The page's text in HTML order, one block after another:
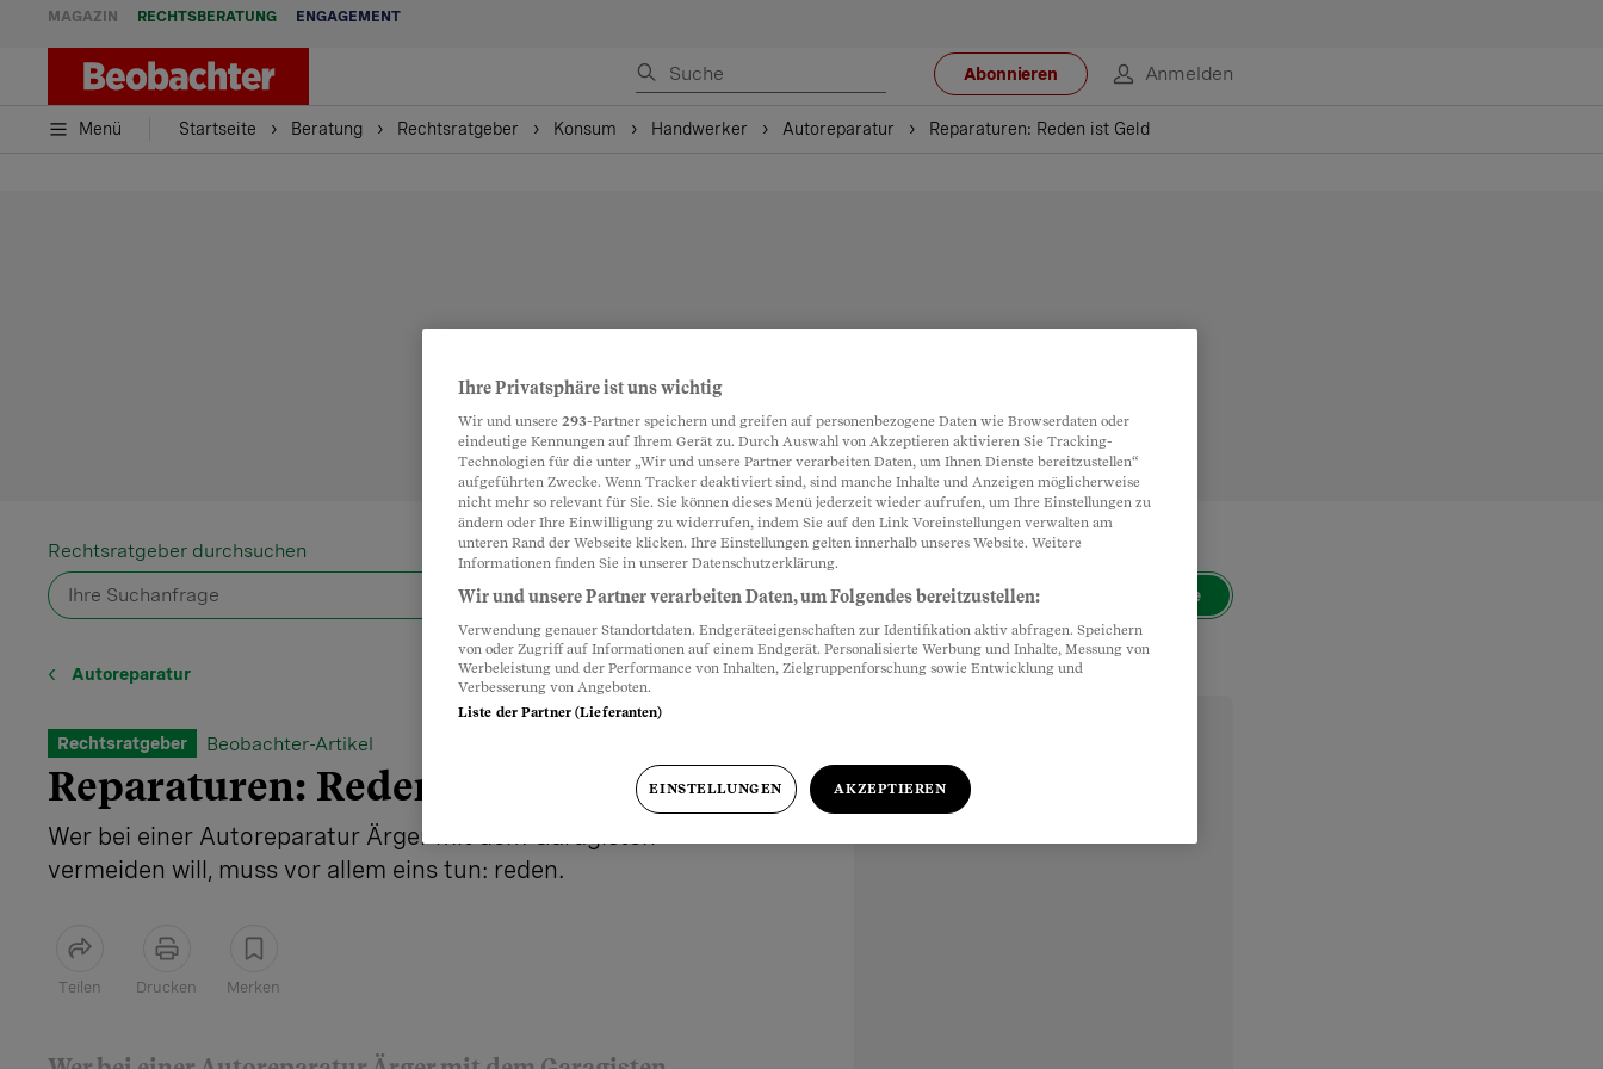
MAGAZIN RECHTSBERATUNG ENGAGEMENT
Abonnieren Anmelden
Menü Startseite Beratung Rechtsratgeber Konsum Handwerker Autoreparatur Reparaturen: Reden ist Geld
Rechtsratgeber durchsuchen
Suche
Autoreparatur
Rechtsratgeber Beobachter-Artikel
Reparaturen: Reden ist Geld
Wer bei einer Autoreparatur Ärger mit dem Garagisten
vermeiden will, muss vor allem eins tun: reden.
Teilen Drucken Merken
Ihre Privatsphäre ist uns wichtig
Wir und unsere 293-Partner speichern und greifen auf personenbezogene Daten wie Browserdaten oder
eindeutige Kennungen auf Ihrem Gerät zu. Durch Auswahl von Akzeptieren aktivieren Sie Tracking-
Technologien für die unter „Wir und unsere Partner verarbeiten Daten, um Ihnen Dienste bereitzustellen“
aufgeführten Zwecke. Wenn Tracker deaktiviert sind, sind manche Inhalte und Anzeigen möglicherweise
nicht mehr so relevant für Sie. Sie können dieses Menü jederzeit wieder aufrufen, um Ihre Einstellungen zu
ändern oder Ihre Einwilligung zu widerrufen, indem Sie auf den Link Voreinstellungen verwalten am
unteren Rand der Webseite klicken. Ihre Einstellungen gelten innerhalb unseres Website. Weitere
Informationen finden Sie in unserer Datenschutzerklärung.
Wir und unsere Partner verarbeiten Daten, um Folgendes bereitzustellen:
Verwendung genauer Standortdaten. Endgeräteeigenschaften zur Identifikation aktiv abfragen. Speichern
von oder Zugriff auf Informationen auf einem Endgerät. Personalisierte Werbung und Inhalte, Messung von
Werbeleistung und der Performance von Inhalten, Zielgruppenforschung sowie Entwicklung und
Verbesserung von Angeboten.
Liste der Partner (Lieferanten)
EINSTELLUNGEN AKZEPTIEREN